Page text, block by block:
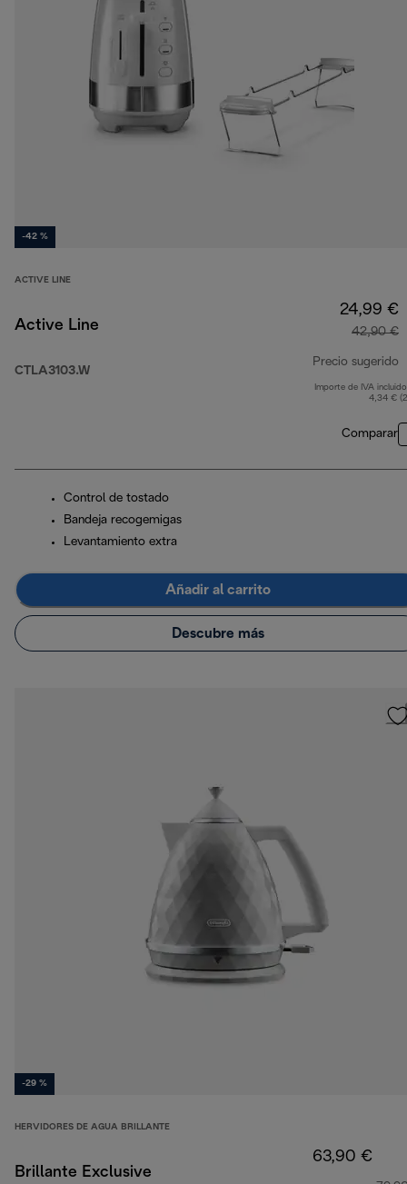
-42 %
ACTIVE LINE
Active Line
CTLA3103.W
24,99 €
42,90 €
Precio sugerido
Importe de IVA
4,34 €
Comparar
Control de tostado
Bandeja recogemigas
Levantamiento extra
Añadir al carrito
Descubre más
-29 %
HERVIDORES DE AGUA BRILLANTE
Brillante Exclusive
63,90 €